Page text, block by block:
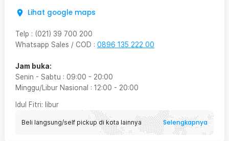
Lihat google maps
Telp : (021) 39 700 200
Whatsapp Sales / COD : 0896 135 222 00
Jam buka:
Senin - Sabtu : 09:00 - 20:00
Minggu/Libur Nasional : 12:00 - 20:00
Idul Fitri: libur
Beli langsung/self pickup di kota lainnya Selengkapnya